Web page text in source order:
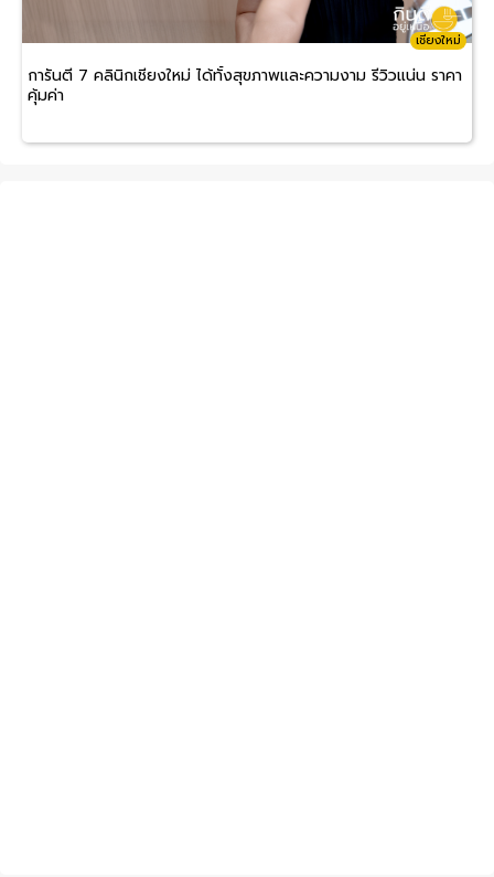
เชียงใหม่
การันตี 7 คลินิกเชียงใหม่ ได้ทั้งสุขภาพและความงาม รีวิวแน่น ราคา
คุ้มค่า